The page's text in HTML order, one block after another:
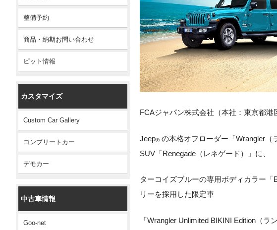
整備予約
商品・納期お問い合わせ
ピット情報
カスタマイズ
Custom Car Gallery
コンプリートカー
デモカー
中古車情報
Goo-net
FCAジャパン株式会社（本社：東京都港
Jeep® の本格オフローダー「Wrangler（
SUV「Renegade（レネゲード）」に、
ターコイズブルーの専用ボディカラー
リーを採用した限定車
「Wrangler Unlimited BIKINI Edition（